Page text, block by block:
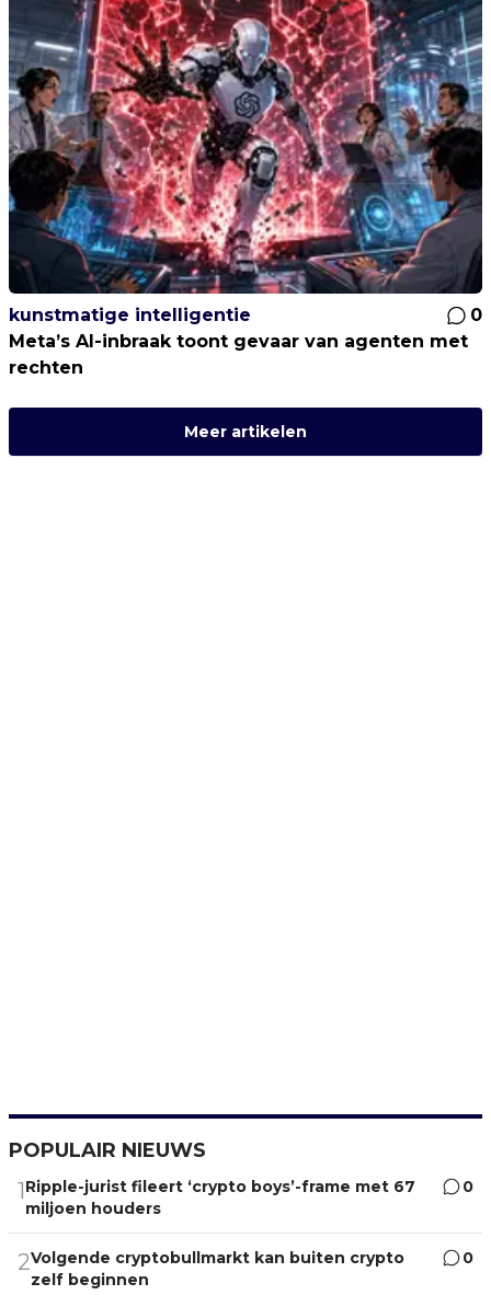
kunstmatige intelligentie
0
Meta’s AI-inbraak toont gevaar van agenten met
rechten
Meer artikelen
POPULAIR NIEUWS
1Ripple-jurist fileert ‘crypto boys’-frame met 67
miljoen houders
0
2Volgende cryptobullmarkt kan buiten crypto
zelf beginnen
0